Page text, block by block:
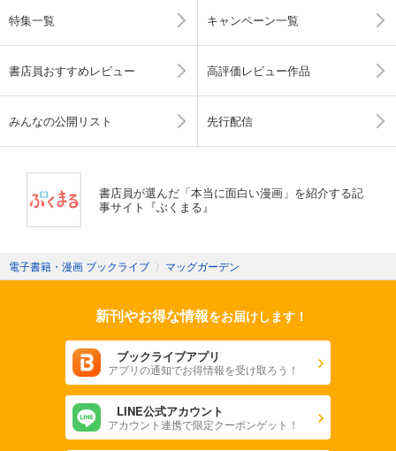
特集一覧 キャンペーン一覧
書店員おすすめレビュー 高評価レビュー作品
みんなの公開リスト 先行配信
書店員が選んだ「本当に面白い漫画」を紹介する記
事サイト『ぶくまる』
電子書籍・漫画 ブックライブ 〉 マッグガーデン
新刊やお得な情報をお届けします！
ブックライブアプリ
アプリの通知でお得情報を受け取ろう！
LINE公式アカウント
アカウント連携で限定クーポンゲット！